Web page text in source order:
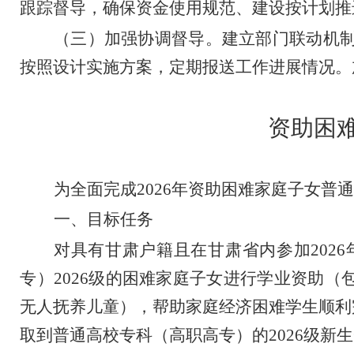
跟踪督导，确保资金使用规范、建设按计划
（三）加强协调督导。 建立部门联动机
按照设计实施方案，定期报送工作进展情况
资助困
为全面完成2026年资助困难家庭子女普
一、目标任务
对具有甘肃户籍且在甘肃省内参加2026
专） 2026级的困难家庭子女进行学业资助（
无人抚养儿童），帮助家庭经济困难学生顺
取到普通高校专科（高职高专）的2026级新